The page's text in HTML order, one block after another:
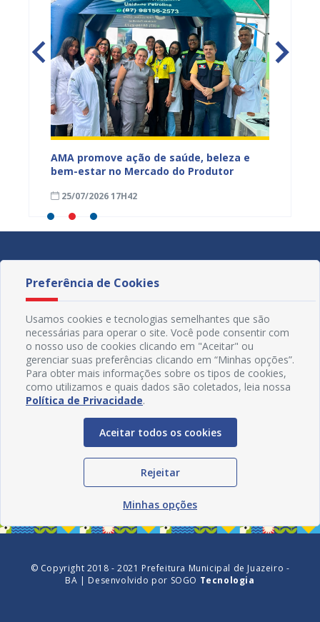
AMA promove ação de saúde, beleza e
bem-estar no Mercado do Produtor
25/07/2026 17H42
Redes Sociais
© Copyright 2018 - 2021 Prefeitura Municipal de Juazeiro -
BA | Desenvolvido por SOGO Tecnologia
Preferência de Cookies
Usamos cookies e tecnologias semelhantes que são
necessárias para operar o site. Você pode consentir com
o nosso uso de cookies clicando em "Aceitar" ou
gerenciar suas preferências clicando em “Minhas opções”.
Para obter mais informações sobre os tipos de cookies,
como utilizamos e quais dados são coletados, leia nossa
Política de Privacidade.
Aceitar todos os cookies
Rejeitar
Minhas opções